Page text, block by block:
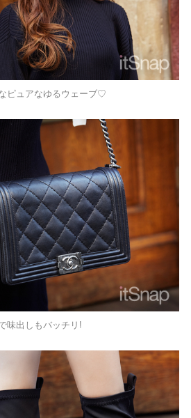
ピュアなゆるウェーブ♡
味出しもバッチリ!